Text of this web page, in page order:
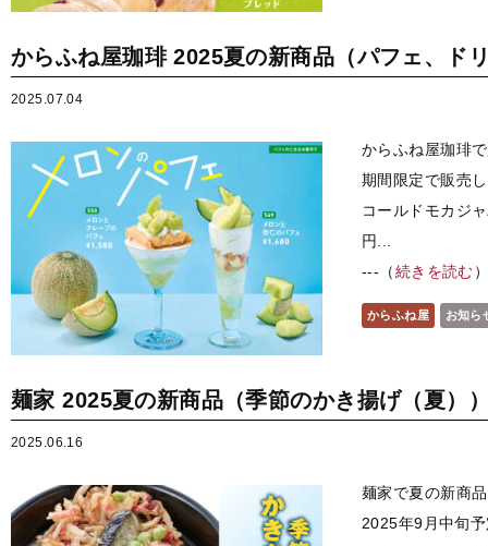
からふね屋珈琲 2025夏の新商品（パフェ、ド
2025.07.04
からふね屋珈琲
期間限定で販売
コールドモカジ
円...
---（続きを読む
からふね屋 お知ら
麺家 2025夏の新商品（季節のかき揚げ（夏）
2025.06.16
麺家で夏の新商
2025年9月中旬